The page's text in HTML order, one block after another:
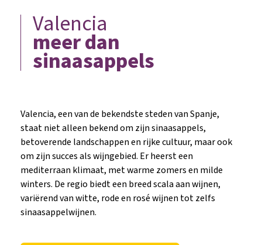
Valencia
meer dan
sinaasappels
Valencia, een van de bekendste steden van Spanje,
staat niet alleen bekend om zijn sinaasappels,
betoverende landschappen en rijke cultuur, maar ook
om zijn succes als wijngebied. Er heerst een
mediterraan klimaat, met warme zomers en milde
winters. De regio biedt een breed scala aan wijnen,
variërend van witte, rode en rosé wijnen tot zelfs
sinaasappelwijnen.